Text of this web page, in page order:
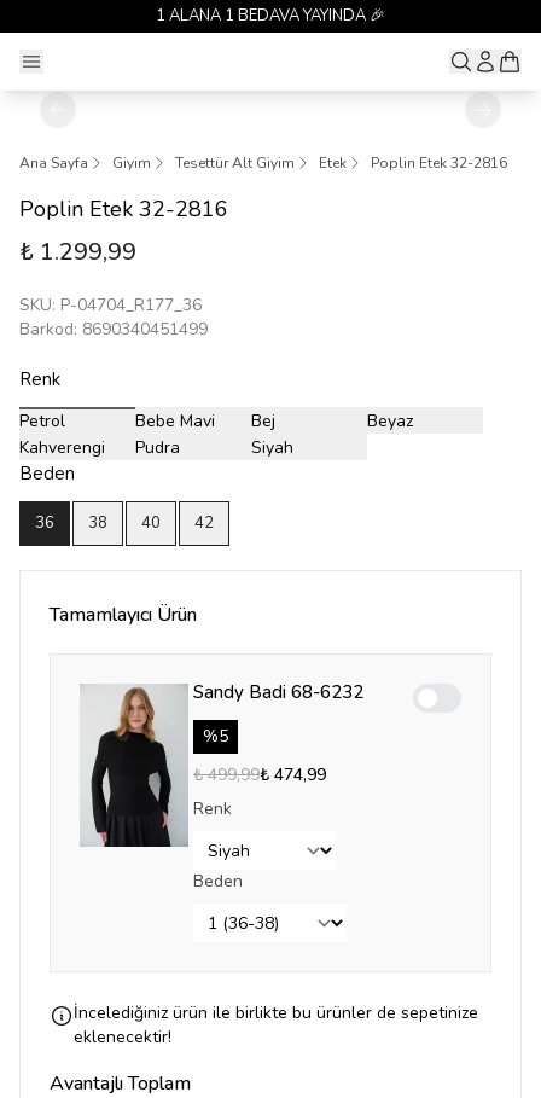
1 ALANA 1 BEDAVA YAYINDA 🎉
Ana Sayfa Giyim Tesettür Alt Giyim Etek Poplin Etek 32-2816
Poplin Etek 32-2816
₺ 1.299,99
SKU: P-04704_R177_36
Barkod: 8690340451499
Renk
Petrol Bebe Mavi Bej
Beyaz
Kahverengi
Pudra Siyah
Beden
36 38 40 42
Tamamlayıcı Ürün
Sandy Badi 68-6232
%5
₺ 499,99₺ 474,99
Renk
Beden
Enable
İncelediğiniz ürün ile birlikte bu ürünler de sepetinize
eklenecektir!
Avantajlı Toplam